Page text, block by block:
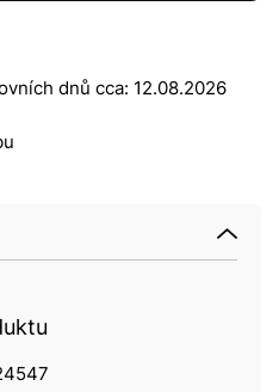
dnů cca: 12.08.2026